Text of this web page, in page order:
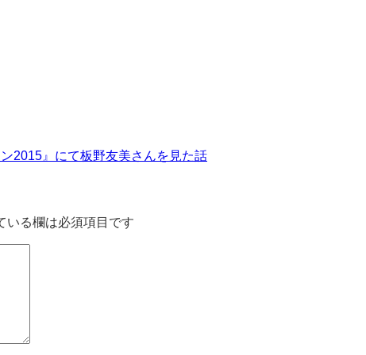
2015』にて板野友美さんを見た話
いる欄は必須項目です